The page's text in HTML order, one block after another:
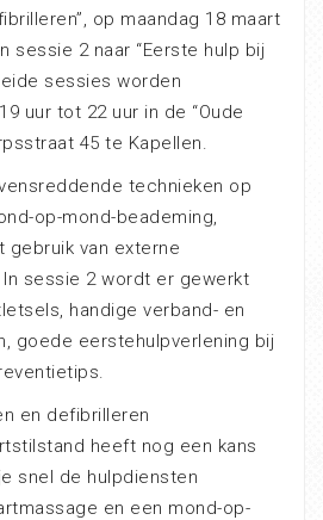
op maandag 18 maart
sessie 2 naar “Eerste hulp bij
sessies worden
uur tot 22 uur in de “Oude
45 te Kapellen.
technieken op
op-mond-beademing,
gebruik van externe
sessie 2 wordt er gewerkt
handige verband- en
goede eerstehulpverlening bij
en defibrilleren
heeft nog een kans
snel de hulpdiensten
en een mond-op-